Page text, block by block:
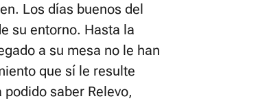
Los días buenos del
su entorno. Hasta la
a su mesa no le han
que sí le resulte
saber Relevo,